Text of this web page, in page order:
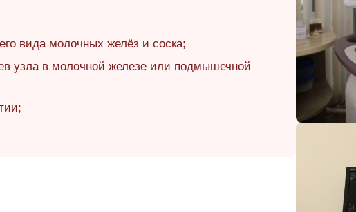
вида молочных желёз и соска;
узла в молочной железе или подмышечной